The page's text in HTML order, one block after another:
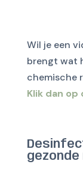
Wil je een
brengt wat
chemische
Klik dan op